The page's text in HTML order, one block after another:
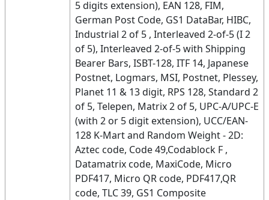
5 digits extension), EAN 128, FIM,
German Post Code, GS1 DataBar, HIBC,
Industrial 2 of 5 , Interleaved 2-of-5 (I 2
of 5), Interleaved 2-of-5 with Shipping
Bearer Bars, ISBT-128, ITF 14, Japanese
Postnet, Logmars, MSI, Postnet, Plessey,
Planet 11 & 13 digit, RPS 128, Standard 2
of 5, Telepen, Matrix 2 of 5, UPC-A/UPC-E
(with 2 or 5 digit extension), UCC/EAN-
128 K-Mart and Random Weight - 2D:
Aztec code, Code 49,Codablock F ,
Datamatrix code, MaxiCode, Micro
PDF417, Micro QR code, PDF417,QR
code, TLC 39, GS1 Composite